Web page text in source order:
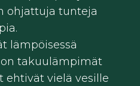
ohjattuja tunteja
lämpöisessä
on takuulämpimät
ehtivät vielä vesille